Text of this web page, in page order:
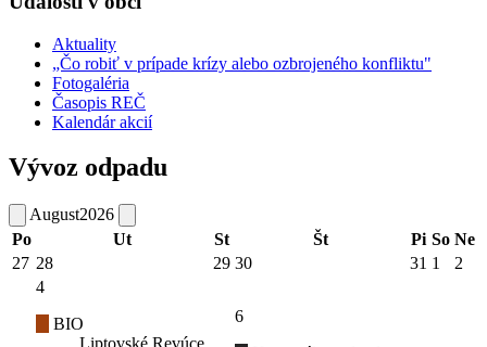
Aktuality
„Čo robiť v prípade krízy alebo ozbrojeného konfliktu"
Fotogaléria
Časopis REČ
Kalendár akcií
Vývoz odpadu
August2026
Po
Ut St Št Pi So Ne
27 28 29 30 31 1 2
4
BIO
6